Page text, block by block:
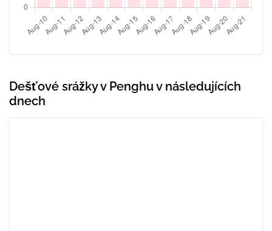
Dešťové srážky v Penghu v následujících
dnech